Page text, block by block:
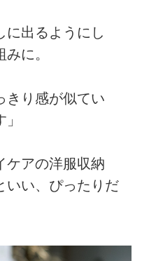
に出るようにし
に。
きり感が似てい
ケアの洋服収納
いい、ぴったりだ